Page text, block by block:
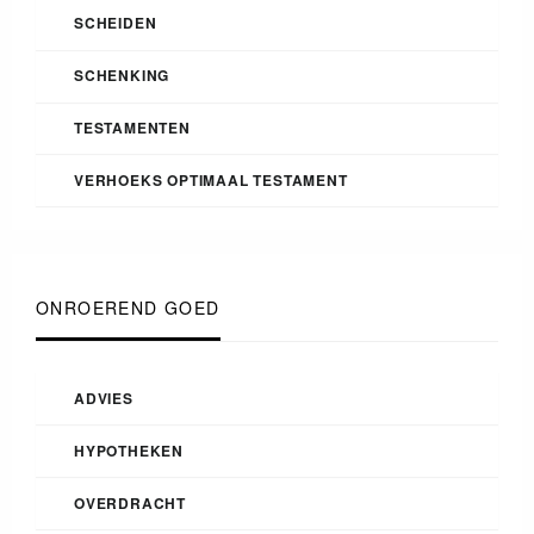
SCHEIDEN
SCHENKING
TESTAMENTEN
VERHOEKS OPTIMAAL TESTAMENT
ONROEREND GOED
ADVIES
HYPOTHEKEN
OVERDRACHT